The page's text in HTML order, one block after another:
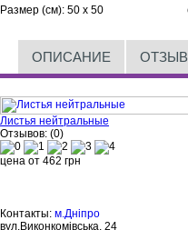
Размер (см): 50 x 50
ОПИСАНИЕ
Листья нейтральные
Отзывов: (0)
цена от 462 грн
Контакты: м.Дніпро
вул.Виконкомівська, 24